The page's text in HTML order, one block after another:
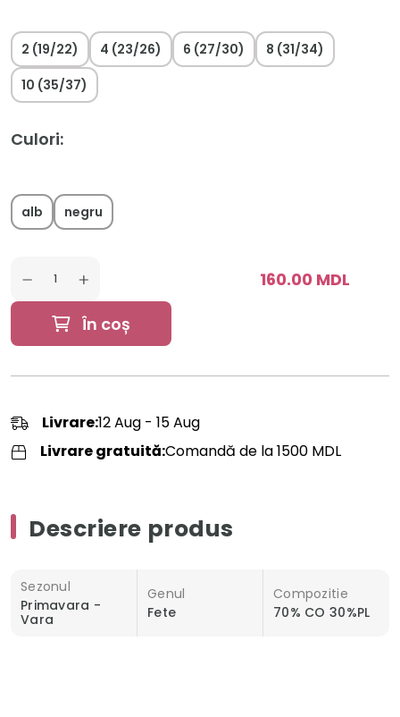
2 (19/22) 4 (23/26) 6 (27/30)
8 (31/34)
10 (35/37)
Culori:
alb negru
160.00 MDL
În coș
Livrare:12 Aug - 15 Aug
Livrare gratuită:Comandă de la 1500 MDL
Descriere produs
Sezonul
Primavara -
Vara
Genul
Fete
Compozitie
70% CO 30%PL